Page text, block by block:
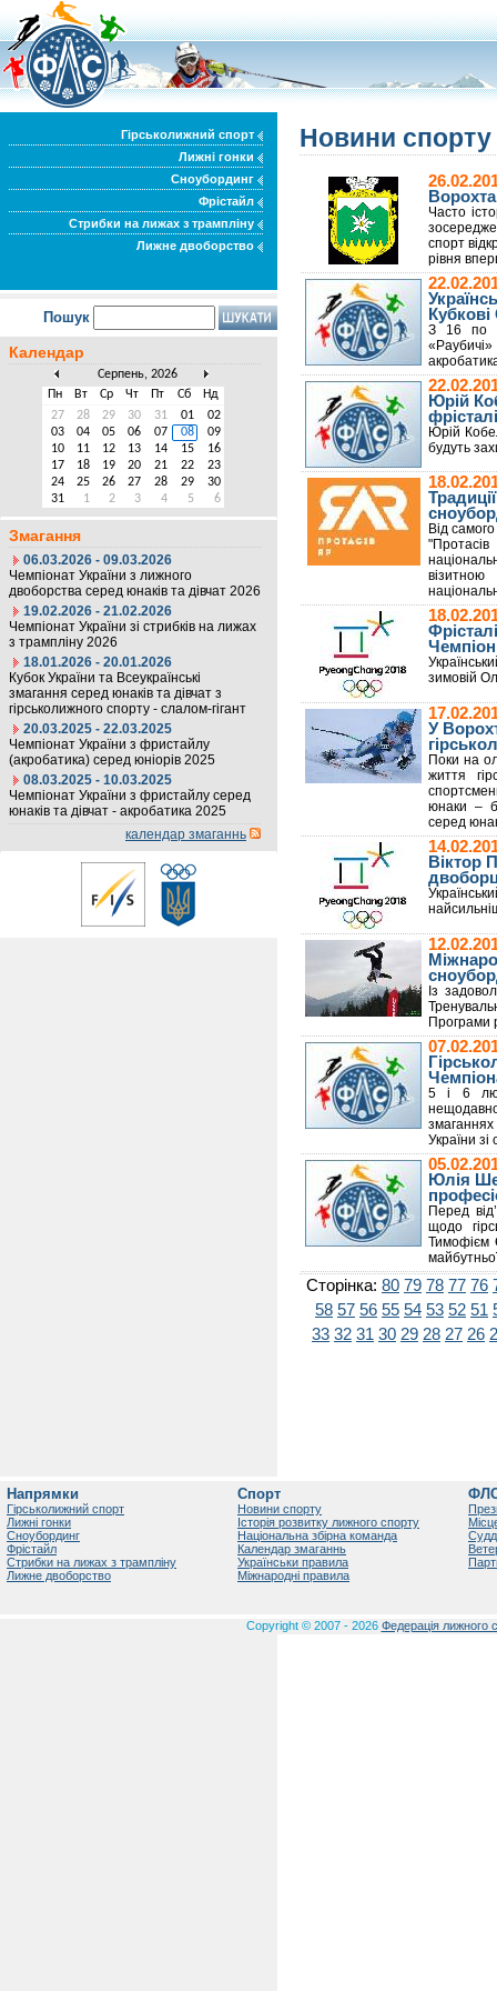
Гірськолижний спорт
Лижні гонки
Сноубординг
Фрістайл
Стрибки на лижах з трампліну
Лижне двоборство
Пошук
Календар
Серпень, 2026
Пн
Вт Ср Чт Пт Сб
Нд
27
28 29 30 31 01
02
03
04 05 06 07 08
09
10
11 12 13 14 15
16
17
18 19 20 21 22
23
24
25 26 27 28 29
30
31
1 2 3 4 5 6
Змагання
06.03.2026 - 09.03.2026
Чемпіонат України з лижного
двоборства серед юнаків та дівчат 2026
19.02.2026 - 21.02.2026
Чемпіонат України зі стрибків на лижах
з трампліну 2026
18.01.2026 - 20.01.2026
Кубок України та Всеукраїнські
змагання серед юнаків та дівчат з
гірськолижного спорту - слалом-гігант
20.03.2025 - 22.03.2025
Чемпіонат України з фристайлу
(акробатика) серед юніорів 2025
08.03.2025 - 10.03.2025
Чемпіонат України з фристайлу серед
юнаків та дівчат - акробатика 2025
календар змаганнь
Новини спорту
Часто
спорт
рівня
З 16 по
Юрій
Юрій
будуть
Від
Чемпіон
зимовій
У
Поки на
життя
юнаки –
серед
Віктор
Із
Програми
5 і 6
України
Юлія
Перед
щодо
Тимофієм
Сторінка: 80 79 78 77 76
58 57 56 55 54 53 52 51
33 32 31 30 29 28 27 26
Напрямки
Гірськолижний спорт
Лижні гонки
Сноубординг
Фрістайл
Стрибки на лижах з трампліну
Лижне двоборство
Спорт
Новини спорту
Історія розвитку лижного спорту
Національна збірна команда
Календар змаганнь
Українськи правила
Міжнародні правила
Copyright © 2007 - 2026 Федерація лижного